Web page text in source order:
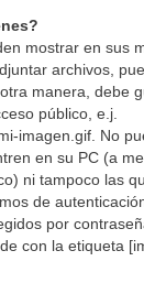
mostrar en sus
archivos,
manera, debe
público, e.j.
imagen.gif. No
en su PC (a
ni tampoco las
de
por
con la etiqueta